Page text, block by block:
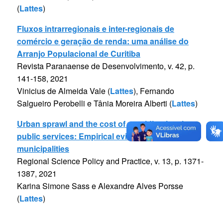
(Lattes)
Fluxos intrarregionais e inter-regionais de
comércio e geração de renda: uma análise do
Arranjo Populacional de Curitiba
Revista Paranaense de Desenvolvimento, v. 42, p.
141-158, 2021
Vinicius de Almeida Vale (Lattes), Fernando
Salgueiro Perobelli e Tânia Moreira Alberti (Lattes)
Urban sprawl and the cost of providing local
public services: Empirical evidence for Brazilian
municipalities
Regional Science Policy and Practice, v. 13, p. 1371-
1387, 2021
Karina Simone Sass e Alexandre Alves Porsse
(Lattes)